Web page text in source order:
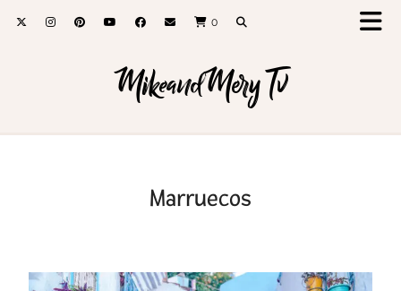
0
MikeandMery Tv
Marruecos